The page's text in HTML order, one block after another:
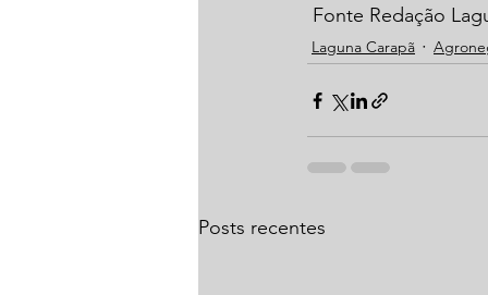
Fonte Redação
Laguna Carapã
Posts recentes